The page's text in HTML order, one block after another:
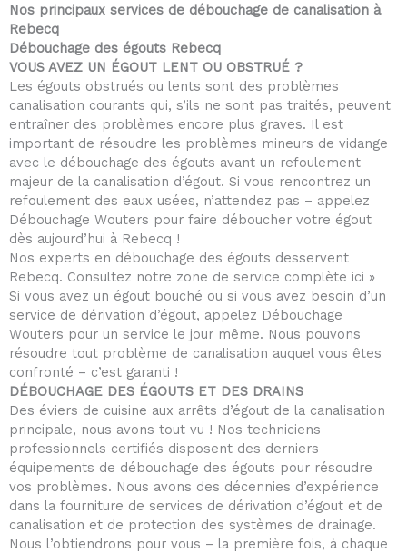
Nos principaux services de débouchage de canalisation à
Rebecq
Débouchage des égouts Rebecq
VOUS AVEZ UN ÉGOUT LENT OU OBSTRUÉ ?
Les égouts obstrués ou lents sont des problèmes
canalisation courants qui, s’ils ne sont pas traités, peuvent
entraîner des problèmes encore plus graves. Il est
important de résoudre les problèmes mineurs de vidange
avec le débouchage des égouts avant un refoulement
majeur de la canalisation d’égout. Si vous rencontrez un
refoulement des eaux usées, n’attendez pas – appelez
Débouchage Wouters pour faire déboucher votre égout
dès aujourd’hui à Rebecq !
Nos experts en débouchage des égouts desservent
Rebecq. Consultez notre zone de service complète ici »
Si vous avez un égout bouché ou si vous avez besoin d’un
service de dérivation d’égout, appelez Débouchage
Wouters pour un service le jour même. Nous pouvons
résoudre tout problème de canalisation auquel vous êtes
confronté – c’est garanti !
DÉBOUCHAGE DES ÉGOUTS ET DES DRAINS
Des éviers de cuisine aux arrêts d’égout de la canalisation
principale, nous avons tout vu ! Nos techniciens
professionnels certifiés disposent des derniers
équipements de débouchage des égouts pour résoudre
vos problèmes. Nous avons des décennies d’expérience
dans la fourniture de services de dérivation d’égout et de
canalisation et de protection des systèmes de drainage.
Nous l’obtiendrons pour vous – la première fois, à chaque